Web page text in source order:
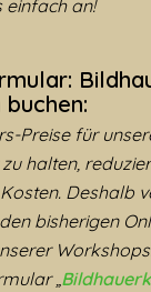
einfach an!
Preise für
halten,
Deshalb
bisherigen
„